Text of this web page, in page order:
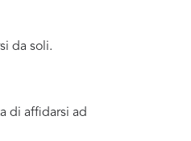
da soli.
di affidarsi ad